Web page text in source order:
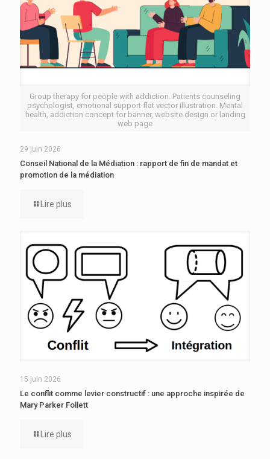
Group therapy for people with addiction. Patients counseling
psychologist, emotional support flat vector illustration. Mental
health, addiction concept for banner, website design or landing
web page
29 juin 2026
Conseil National de la Médiation : rapport de fin de mandat et
promotion de la médiation
Lire plus
15 juin 2026
Le conflit comme levier constructif : une approche inspirée de
Mary Parker Follett
Lire plus